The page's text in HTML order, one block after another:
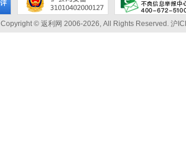
Copyright © 返利网 2006-2026, All Rights Reserved. 沪